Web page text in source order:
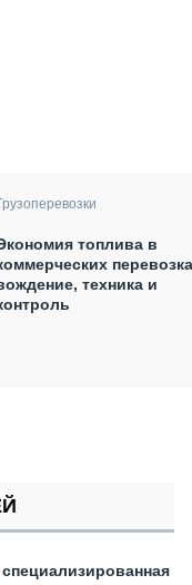
топлива в
техника и